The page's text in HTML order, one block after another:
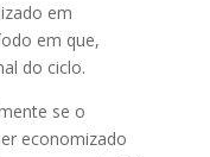
em
em que,
do ciclo.
se o
economizado